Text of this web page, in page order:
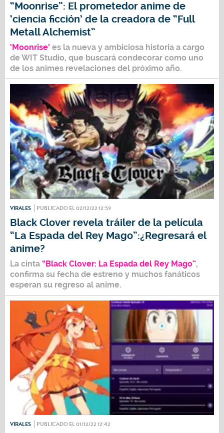
“Moonrise”: El prometedor anime de
‘ciencia ficción’ de la creadora de “Full
Metall Alchemist”
‘Moonrise’ es la nueva y ambiciosa historia a cargo
de WIT Studio, que buscará condecorar como uno
de los animes revelaciones del próximo año.
VIRALES PUBLICADO EL 02/12/22 12:59
Black Clover revela tráiler de la película
“La Espada del Rey Mago”:¿Regresará el
anime?
La cinta “Black Clover: La Espada del Rey Mago”,
confirma su fecha de estreno y muchos fanáticos
esperan su regreso al anime.
VIRALES PUBLICADO EL 01/12/22 12:42